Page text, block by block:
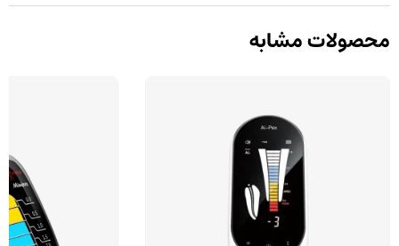
محصولات مشابه